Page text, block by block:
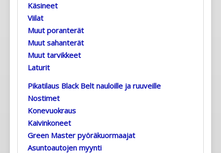
Käsineet
Viilat
Muut poranterät
Muut sahanterät
Muut tarvikkeet
Laturit
Pikatilaus Black Belt nauloille ja ruuveille
Nostimet
Konevuokraus
Kaivinkoneet
Green Master pyöräkuormaajat
Asuntoautojen myynti